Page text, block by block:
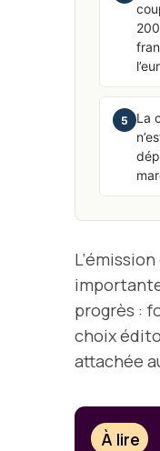
5
La
progrès :
choix
attachée
À lire